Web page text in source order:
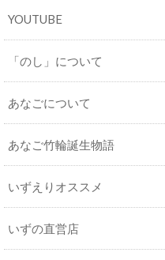
YOUTUBE
「のし」について
あなごについて
あなご竹輪誕生物語
いずえりオススメ
いずの直営店